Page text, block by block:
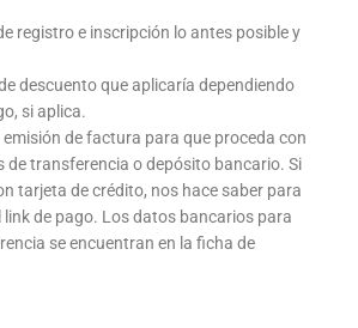
registro e inscripción lo antes posible y
descuento que aplicaría dependiendo
si aplica.
emisión de factura para que proceda con
de transferencia o depósito bancario. Si
tarjeta de crédito, nos hace saber para
link de pago. Los datos bancarios para
se encuentran en la ficha de